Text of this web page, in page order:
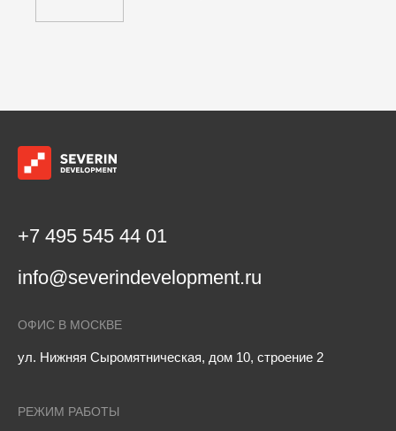
+7 495 545 44 01
info@severindevelopment.ru
ОФИС В МОСКВЕ
ул. Нижняя Сыромятническая, дом 10, строение 2
РЕЖИМ РАБОТЫ